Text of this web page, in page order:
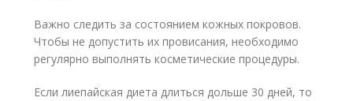
Важно следить за состоянием кожных покровов.
Чтобы не допустить их провисания, необходимо
регулярно выполнять косметические процедуры.
Если лиепайская диета длиться дольше 30 дней, то